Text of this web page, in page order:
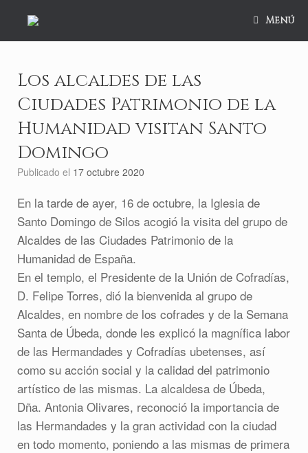
Menú
Los alcaldes de las
Ciudades Patrimonio de la
Humanidad visitan Santo
Domingo
Publicado el 17 octubre 2020
En la tarde de ayer, 16 de octubre, la Iglesia de
Santo Domingo de Silos acogió la visita del grupo de
Alcaldes de las Ciudades Patrimonio de la
Humanidad de España.
En el templo, el Presidente de la Unión de Cofradías,
D. Felipe Torres, dió la bienvenida al grupo de
Alcaldes, en nombre de los cofrades y de la Semana
Santa de Úbeda, donde les explicó la magnífica labor
de las Hermandades y Cofradías ubetenses, así
como su acción social y la calidad del patrimonio
artístico de las mismas. La alcaldesa de Úbeda,
Dña. Antonia Olivares, reconoció la importancia de
las Hermandades y la gran actividad con la ciudad
en todo momento, poniendo a las mismas de primera